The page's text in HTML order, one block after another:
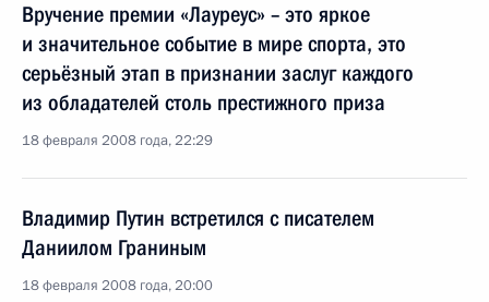
Вручение премии «Лауреус» – это яркое
и значительное событие в мире спорта, это
серьёзный этап в признании заслуг каждого
из обладателей столь престижного приза
18 февраля 2008 года, 22:29
Владимир Путин встретился с писателем
Даниилом Граниным
18 февраля 2008 года, 20:00